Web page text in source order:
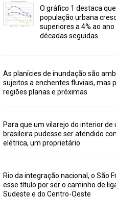
O gráfico 1 destaca
população urbana
superiores a 4% ao
décadas seguidas
As planícies de inundação são
sujeitos a enchentes fluviais, mas
regiões planas e próximas
Para que um vilarejo do interior de
brasileira pudesse ser atendido
elétrica, um proprietário
Rio da integração nacional, o São
esse título por ser o caminho de
Sudeste e do Centro-Oeste